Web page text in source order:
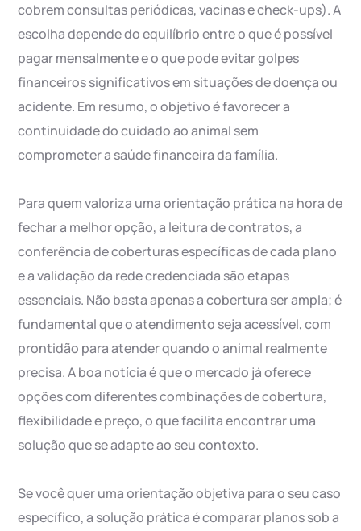
cobrem consultas periódicas, vacinas e check-ups). A
escolha depende do equilíbrio entre o que é possível
pagar mensalmente e o que pode evitar golpes
financeiros significativos em situações de doença ou
acidente. Em resumo, o objetivo é favorecer a
continuidade do cuidado ao animal sem
comprometer a saúde financeira da família.
Para quem valoriza uma orientação prática na hora de
fechar a melhor opção, a leitura de contratos, a
conferência de coberturas específicas de cada plano
e a validação da rede credenciada são etapas
essenciais. Não basta apenas a cobertura ser ampla; é
fundamental que o atendimento seja acessível, com
prontidão para atender quando o animal realmente
precisa. A boa notícia é que o mercado já oferece
opções com diferentes combinações de cobertura,
flexibilidade e preço, o que facilita encontrar uma
solução que se adapte ao seu contexto.
Se você quer uma orientação objetiva para o seu caso
específico, a solução prática é comparar planos sob a